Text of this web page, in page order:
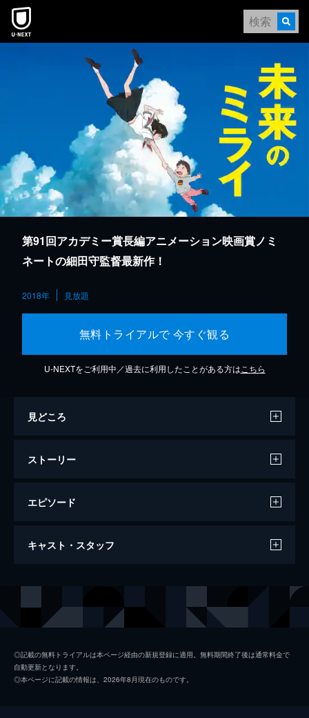
本文へスキップ
第91回アカデミー賞長編アニメーション映画賞ノミ
ネートの細田守監督最新作！
2018年 見放題
無料トライアルで 今すぐ観る
U-NEXTをご利用中／過去に利用したことがある方は こちら
見どころ
ストーリー
エピソード
未来のミライ
キャスト・スタッフ
ミライちゃん 黒木華
◎記載の無料トライアルは本ページ経由の新規登録に適用。無料期間終了後は通常料金で
自動更新となります。
◎本ページに記載の情報は、2026年8月現在のものです。